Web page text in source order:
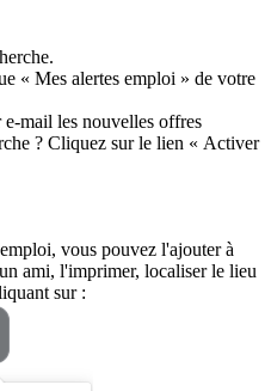
« Mes alertes emploi » de votre
mail les nouvelles offres
? Cliquez sur le lien « Activer
vous pouvez l'ajouter à
ami, l'imprimer, localiser le lieu
sur :